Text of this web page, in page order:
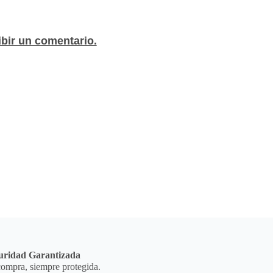
la eficiencia del trabajo..***
un comentario.
Garantizada
siempre protegida.